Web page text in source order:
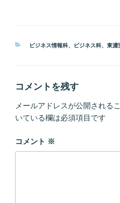
カ
ビジネス情報科、 ビジネス科、 東濃
コメントを残す
メールアドレスが公開される
いている欄は必須項目です
コメント ※